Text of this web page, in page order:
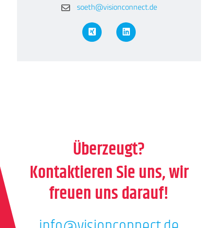
soeth@visionconnect.de
XING
LinkedIn
Überzeugt?
Kontaktieren Sie uns, wir
freuen uns darauf!